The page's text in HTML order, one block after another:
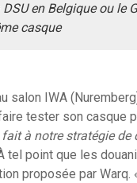
en Belgique ou le
casque
salon IWA
tester son casque
à notre stratégie de
tel point que les
proposée par Warq.